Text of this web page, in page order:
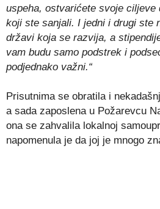
uspeha, ostvarićete svoje ciljeve
koji ste sanjali. I jedni i drugi ste
državi koja se razvija, a
vam budu samo podstrek i
podjednako važni.“
Prisutnima se obratila i
a sada zaposlena u Požarevcu
ona se zahvalila lokalnoj
napomenula je da joj je mnogo